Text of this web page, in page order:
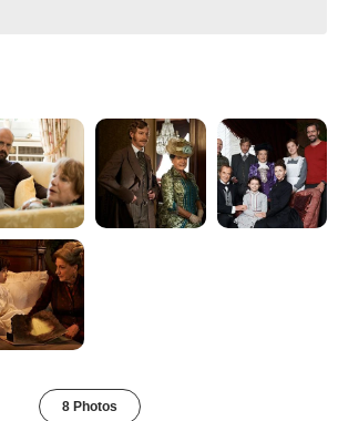
8 Photos